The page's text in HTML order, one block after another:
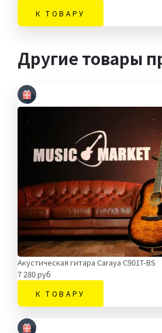
К ТОВАРУ
Другие товары
Акустическая гитара Caraya C901T-BS
7 280 руб
К ТОВАРУ